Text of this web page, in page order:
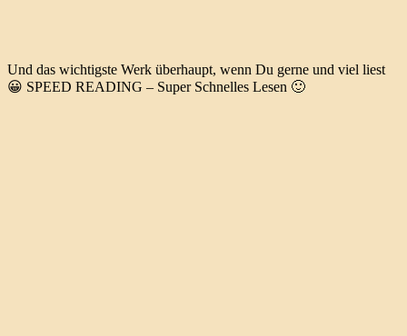
Und das wichtigste Werk überhaupt, wenn Du gerne und viel liest
😀 SPEED READING – Super Schnelles Lesen 🙂